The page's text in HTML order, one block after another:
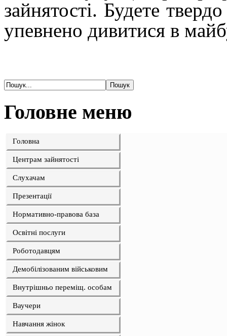
зайнятості. Будете
упевнено дивитися в
Головне меню
Головна
Центрам зайнятості
Слухачам
Презентації
Нормативно-правова база
Освітні послуги
Роботодавцям
Демобілізованим військовим
Внутрішньо переміщ. особам
Ваучери
Навчання жінок